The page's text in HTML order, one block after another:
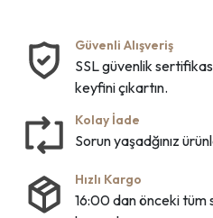
Güvenli Alışveriş
SSL güvenlik
keyfini çıkartın.
Kolay İade
Sorun yaşadğınız
Hızlı Kargo
16:00 dan önceki tüm